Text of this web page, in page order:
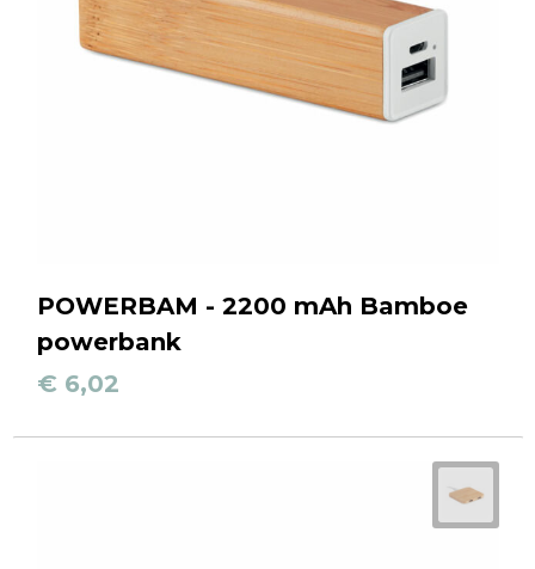
POWERBAM - 2200 mAh Bamboe
powerbank
€ 6,02